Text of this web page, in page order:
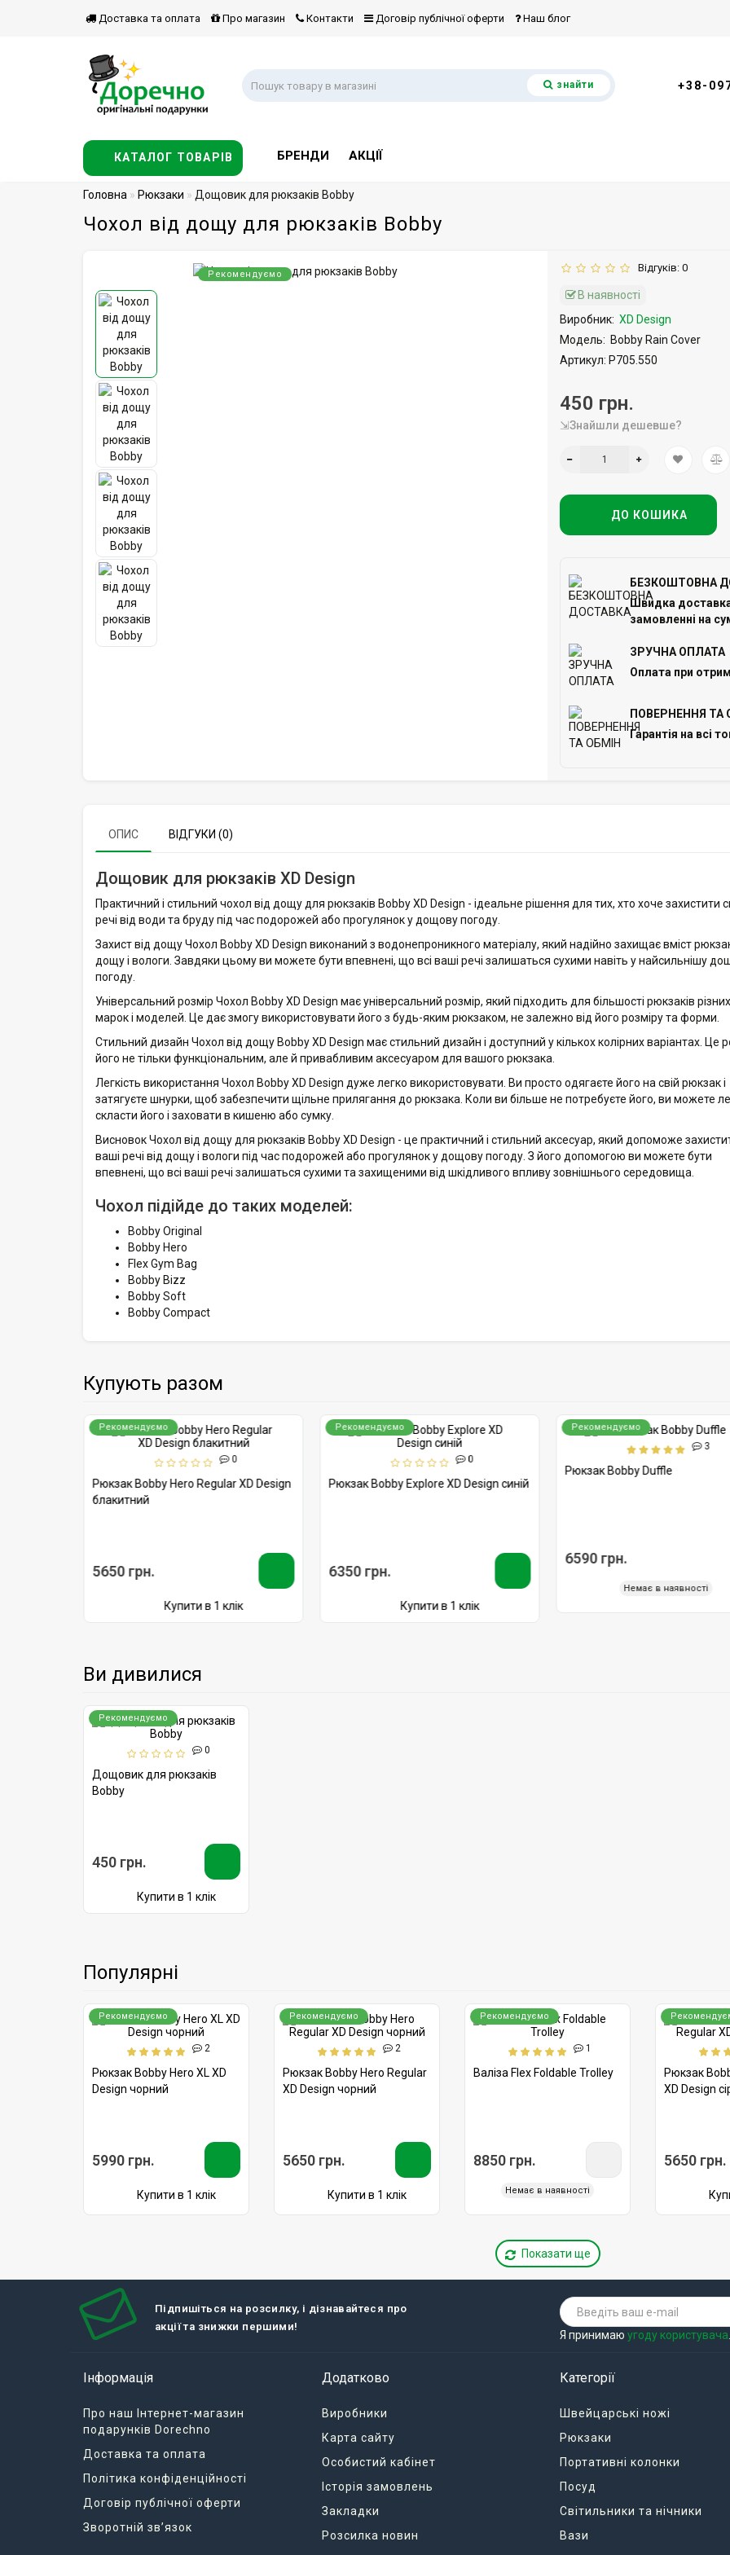
Доставка та оплата Про магазин Контакти Договір публічної оферти Наш блог
знайти +38-
КАТАЛОГ ТОВАРІВ БРЕНДИ АКЦІЇ
Головна Рюкзаки Дощовик для рюкзаків Bobby
Чохол від дощу для рюкзаків Bobby
Рекомендуємо
Відгуків: 0
В наявності
Виробник: XD Design
Модель: Bobby Rain Cover
Артикул: P705.550
450 грн.
⇲Знайшли дешевше?
ДО КОШИКА
БЕЗКОШТОВНА
Швидка
замовленні на
ЗРУЧНА ОПЛАТА
Оплата при
ПОВЕРНЕННЯ ТА
Гарантія на всі
ОПИС ВІДГУКИ (0)
Дощовик для рюкзаків XD Design
Практичний і стильний чохол від дощу для рюкзаків Bobby XD Design - ідеальне рішення для тих, хто хоче захистити
речі від води та бруду під час подорожей або прогулянок у дощову погоду.
Захист від дощу Чохол Bobby XD Design виконаний з водонепроникного матеріалу, який надійно захищає вміст
дощу і вологи. Завдяки цьому ви можете бути впевнені, що всі ваші речі залишаться сухими навіть у найсильнішу
погоду.
Універсальний розмір Чохол Bobby XD Design має універсальний розмір, який підходить для більшості рюкзаків різних
марок і моделей. Це дає змогу використовувати його з будь-яким рюкзаком, не залежно від його розміру та форми.
Стильний дизайн Чохол від дощу Bobby XD Design має стильний дизайн і доступний у кількох колірних варіантах. Це
його не тільки функціональним, але й привабливим аксесуаром для вашого рюкзака.
Легкість використання Чохол Bobby XD Design дуже легко використовувати. Ви просто одягаєте його на свій рюкзак і
затягуєте шнурки, щоб забезпечити щільне прилягання до рюкзака. Коли ви більше не потребуєте його, ви можете
скласти його і заховати в кишеню або сумку.
Висновок Чохол від дощу для рюкзаків Bobby XD Design - це практичний і стильний аксесуар, який допоможе
ваші речі від дощу і вологи під час подорожей або прогулянок у дощову погоду. З його допомогою ви можете бути
впевнені, що всі ваші речі залишаться сухими та захищеними від шкідливого впливу зовнішнього середовища.
Чохол підійде до таких моделей:
Bobby Original
Bobby Hero
Flex Gym Bag
Bobby Bizz
Bobby Soft
Bobby Compact
Купують разом
Рекомендуємо
0
Рюкзак Bobby Hero Regular XD Design
блакитний
5650 грн.
Купити в 1 клік
Рекомендуємо
0
Рюкзак Bobby Explore XD Design синій
6350 грн.
Купити в 1 клік
Рекомендуємо
3
Рюкзак Bobby Duffle
6590 грн.
Немає в наявності
Ви дивилися
Рекомендуємо
0
Дощовик для рюкзаків
Bobby
450 грн.
Купити в 1 клік
Популярні
Рекомендуємо
2
Рюкзак Bobby Hero XL XD
Design чорний
5990 грн.
Купити в 1 клік
Рекомендуємо
2
Рюкзак Bobby Hero Regular
XD Design чорний
5650 грн.
Купити в 1 клік
Рекомендуємо
1
Валіза Flex Foldable Trolley
8850 грн.
Немає в наявності
Рюкзак
XD Design
5650 грн.
Показати ще
Підпишіться на розсилку, і дізнавайтеся про
акції та знижки першими!
Я принимаю угоду користувача.
Інформація
Про наш Інтернет-магазин
подарунків Dorechno
Доставка та оплата
Політика конфіденційності
Договір публічної оферти
Зворотній зв’язок
Додатково
Виробники
Карта сайту
Особистий кабінет
Історія замовлень
Закладки
Розсилка новин
Категорії
Швейцарські ножі
Рюкзаки
Портативні колонки
Посуд
Світильники та нічники
Вази